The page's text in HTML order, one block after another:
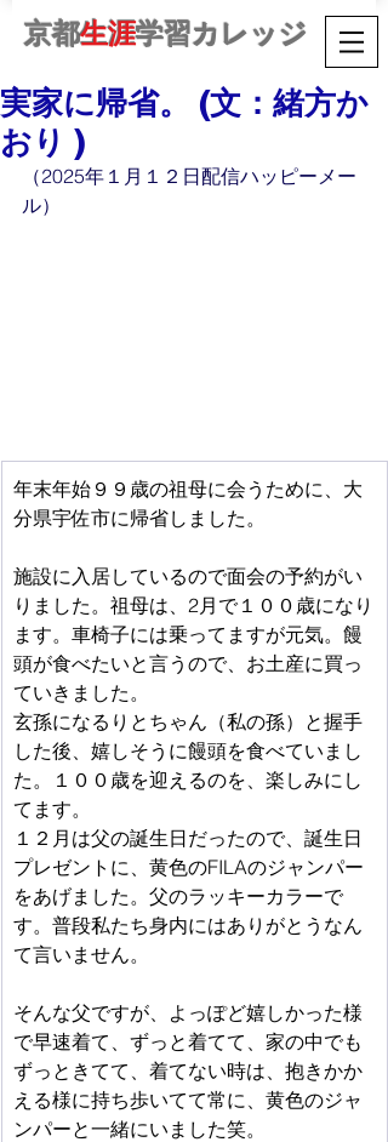
京都生涯学習カレッジ
実家に帰省。 (文：緒方か
おり )
（2025年１月１２日配信ハッピーメー
ル）
年末年始９９歳の祖母に会うために、大
分県宇佐市に帰省しました。
施設に入居しているので面会の予約がい
りました。祖母は、2月で１００歳になり
ます。車椅子には乗ってますが元気。饅
頭が食べたいと言うので、お土産に買っ
ていきました。
玄孫になるりとちゃん（私の孫）と握手
した後、嬉しそうに饅頭を食べていまし
た。１００歳を迎えるのを、楽しみにし
てます。
１２月は父の誕生日だったので、誕生日
プレゼントに、黄色のFILAのジャンパー
をあげました。父のラッキーカラーで
す。普段私たち身内にはありがとうなん
て言いません。
そんな父ですが、よっぽど嬉しかった様
で早速着て、ずっと着てて、家の中でも
ずっときてて、着てない時は、抱きかか
える様に持ち歩いてて常に、黄色のジャ
ンパーと一緒にいました笑。